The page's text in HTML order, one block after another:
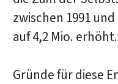
zwischen 1991 und
auf 4,2 Mio. erhöht.
Gründe für diese